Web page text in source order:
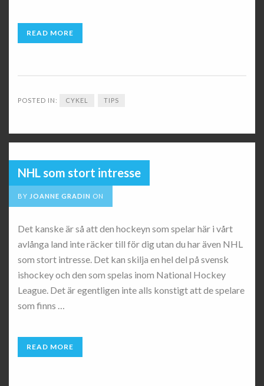
READ MORE
POSTED IN: CYKEL TIPS
NHL som stort intresse
BY JOANNE GRADIN ON
Det kanske är så att den hockeyn som spelar här i vårt
avlånga land inte räcker till för dig utan du har även NHL
som stort intresse. Det kan skilja en hel del på svensk
ishockey och den som spelas inom National Hockey
League. Det är egentligen inte alls konstigt att de spelare
som finns …
READ MORE